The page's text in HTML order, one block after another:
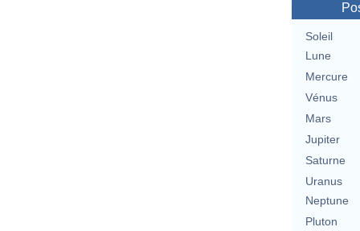
Soleil
Lune
Mercure
Vénus
Mars
Jupiter
Saturne
Uranus
Neptune
Pluton